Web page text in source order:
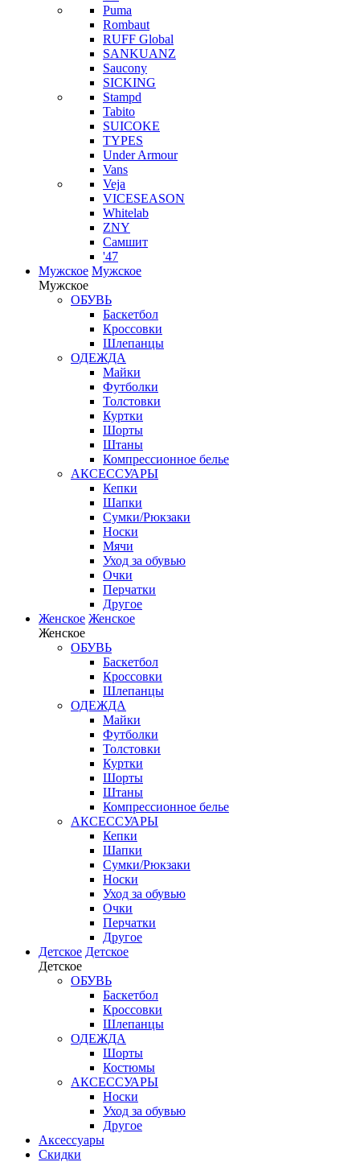
Puma
Rombaut
RUFF Global
SANKUANZ
Saucony
SICKING
Stampd
Tabito
SUICOKE
TYPES
Under Armour
Vans
Veja
VICESEASON
Whitelab
ZNY
Самшит
'47
Мужское Мужское
Мужское
ОБУВЬ
Баскетбол
Кроссовки
Шлепанцы
ОДЕЖДА
Майки
Футболки
Толстовки
Куртки
Шорты
Штаны
Компрессионное белье
АКСЕССУАРЫ
Кепки
Шапки
Сумки/Рюкзаки
Носки
Мячи
Уход за обувью
Очки
Перчатки
Другое
Женское Женское
Женское
ОБУВЬ
Баскетбол
Кроссовки
Шлепанцы
ОДЕЖДА
Майки
Футболки
Толстовки
Куртки
Шорты
Штаны
Компрессионное белье
АКСЕССУАРЫ
Кепки
Шапки
Сумки/Рюкзаки
Носки
Уход за обувью
Очки
Перчатки
Другое
Детское Детское
Детское
ОБУВЬ
Баскетбол
Кроссовки
Шлепанцы
ОДЕЖДА
Шорты
Костюмы
АКСЕССУАРЫ
Носки
Уход за обувью
Другое
Аксессуары
Скидки